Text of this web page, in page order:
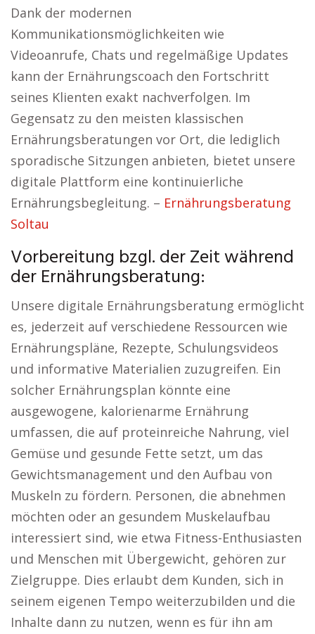
Dank der modernen
Kommunikationsmöglichkeiten wie
Videoanrufe, Chats und regelmäßige Updates
kann der Ernährungscoach den Fortschritt
seines Klienten exakt nachverfolgen. Im
Gegensatz zu den meisten klassischen
Ernährungsberatungen vor Ort, die lediglich
sporadische Sitzungen anbieten, bietet unsere
digitale Plattform eine kontinuierliche
Ernährungsbegleitung. – Ernährungsberatung
Soltau
Vorbereitung bzgl. der Zeit während
der Ernährungsberatung:
Unsere digitale Ernährungsberatung ermöglicht
es, jederzeit auf verschiedene Ressourcen wie
Ernährungspläne, Rezepte, Schulungsvideos
und informative Materialien zuzugreifen. Ein
solcher Ernährungsplan könnte eine
ausgewogene, kalorienarme Ernährung
umfassen, die auf proteinreiche Nahrung, viel
Gemüse und gesunde Fette setzt, um das
Gewichtsmanagement und den Aufbau von
Muskeln zu fördern. Personen, die abnehmen
möchten oder an gesundem Muskelaufbau
interessiert sind, wie etwa Fitness-Enthusiasten
und Menschen mit Übergewicht, gehören zur
Zielgruppe. Dies erlaubt dem Kunden, sich in
seinem eigenen Tempo weiterzubilden und die
Inhalte dann zu nutzen, wenn es für ihn am